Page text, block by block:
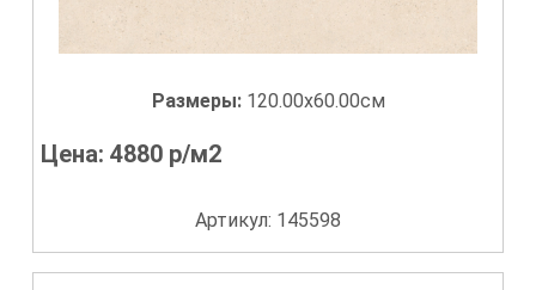
Размеры: 120.00x60.00см
Цена:4880 р/м2
Артикул: 145598